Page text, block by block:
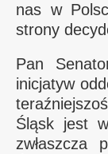
nas w
strony
Pan
inicjatyw
Śląsk jest
zwłaszcza